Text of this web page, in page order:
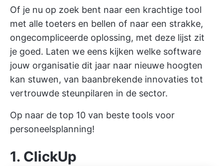
Of je nu op zoek bent naar een krachtige tool
met alle toeters en bellen of naar een strakke,
ongecompliceerde oplossing, met deze lijst zit
je goed. Laten we eens kijken welke software
jouw organisatie dit jaar naar nieuwe hoogten
kan stuwen, van baanbrekende innovaties tot
vertrouwde steunpilaren in de sector.
Op naar de top 10 van beste tools voor
personeelsplanning!
1. ClickUp